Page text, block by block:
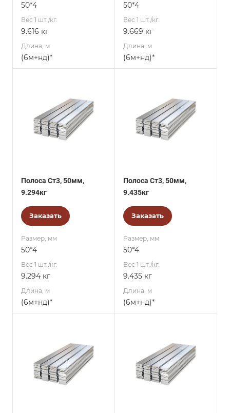
50*4
Вес 1 шт./кг.
9.616 кг
Длина, м
(6м+нд)*
50*4
Вес 1 шт./кг.
9.669 кг
Длина, м
(6м+нд)*
Полоса Ст3, 50мм,
9.294кг
Заказать
Размер, мм
50*4
Вес 1 шт./кг.
9.294 кг
Длина, м
(6м+нд)*
Полоса Ст3, 50мм,
9.435кг
Заказать
Размер, мм
50*4
Вес 1 шт./кг.
9.435 кг
Длина, м
(6м+нд)*